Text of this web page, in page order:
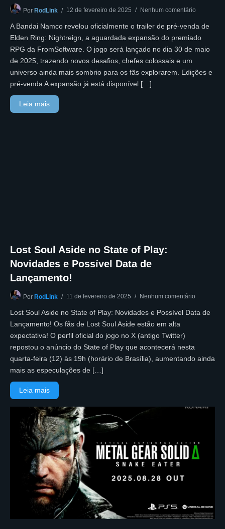
Por RodLink 12 de fevereiro de 2025 Nenhum comentário
A Bandai Namco revelou oficialmente o trailer de pré-venda de
Elden Ring: Nightreign, a aguardada expansão do premiado
RPG da FromSoftware. O jogo será lançado no dia 30 de maio
de 2025, trazendo novos desafios, chefes colossais e um
universo ainda mais sombrio para os fãs explorarem. Edições e
pré-venda A expansão já está disponível […]
Leia mais
Lost Soul Aside no State of Play:
Novidades e Possível Data de
Lançamento!
Por RodLink 11 de fevereiro de 2025 Nenhum comentário
Lost Soul Aside no State of Play: Novidades e Possível Data de
Lançamento! Os fãs de Lost Soul Aside estão em alta
expectativa! O perfil oficial do jogo no X (antigo Twitter)
repostou o anúncio do State of Play que acontecerá nesta
quarta-feira (12) às 19h (horário de Brasília), aumentando ainda
mais as especulações de […]
Leia mais